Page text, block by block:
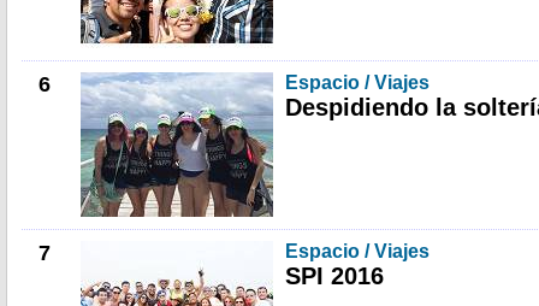
6 Espacio / Viajes
Despidiendo la
7 Espacio / Viajes
SPI 2016